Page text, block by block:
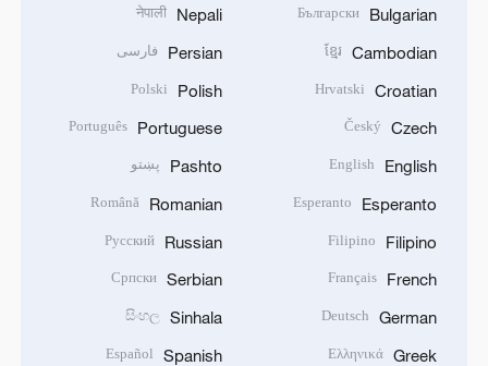
Bulgarian
Български
Cambodian
ខ្មែរ
Croatian
Hrvatski
Czech
Český
English
English
Esperanto
Esperanto
Filipino
Filipino
French
Français
German
Deutsch
Greek
Ελληνικά
Nepali
नेपाली
Persian فارسی
Polish
Polski
Portuguese
Português
Pashto پښتو
Romanian
Română
Russian
Русский
Serbian
Српски
Sinhala
සිංහල
Spanish
Español